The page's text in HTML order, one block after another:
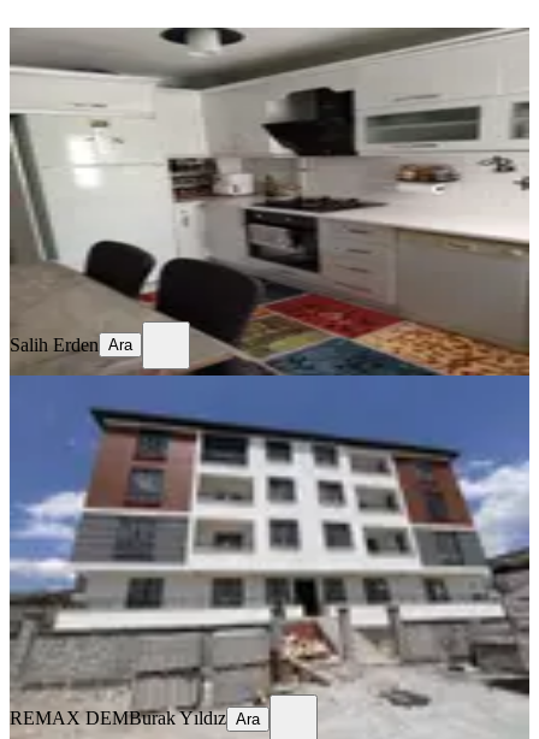
YENİ
Temiz Bakımlı Daire
Merkez, Mimar Sinan Mahallesi
·130 m² Kot 1·06.08.2026
17.750 ₺
Salih Erden
Salih Erden Ara
Remax Dem'den Cumhuriyet Mah.
2+1 Kiralık Daire
Merkez, Başbağlar Mahallesi
2+1·90 m²·1. Kat 04.08.2026
19.500 ₺
REMAX DEMBurak Yıldız
REMAX DEMBurak Yıldız Ara